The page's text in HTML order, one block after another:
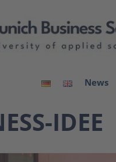
News
IDEE